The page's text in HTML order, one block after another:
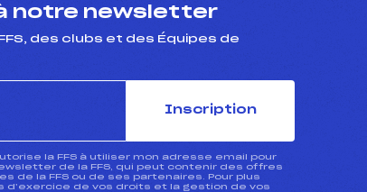
notre newsletter
des clubs et des Équipes de
Inscription
la FFS à utiliser mon adresse email pour
de la FFS, qui peut contenir des offres
de la FFS ou de ses partenaires. Pour plus
d’exercice de vos droits et la gestion de vos